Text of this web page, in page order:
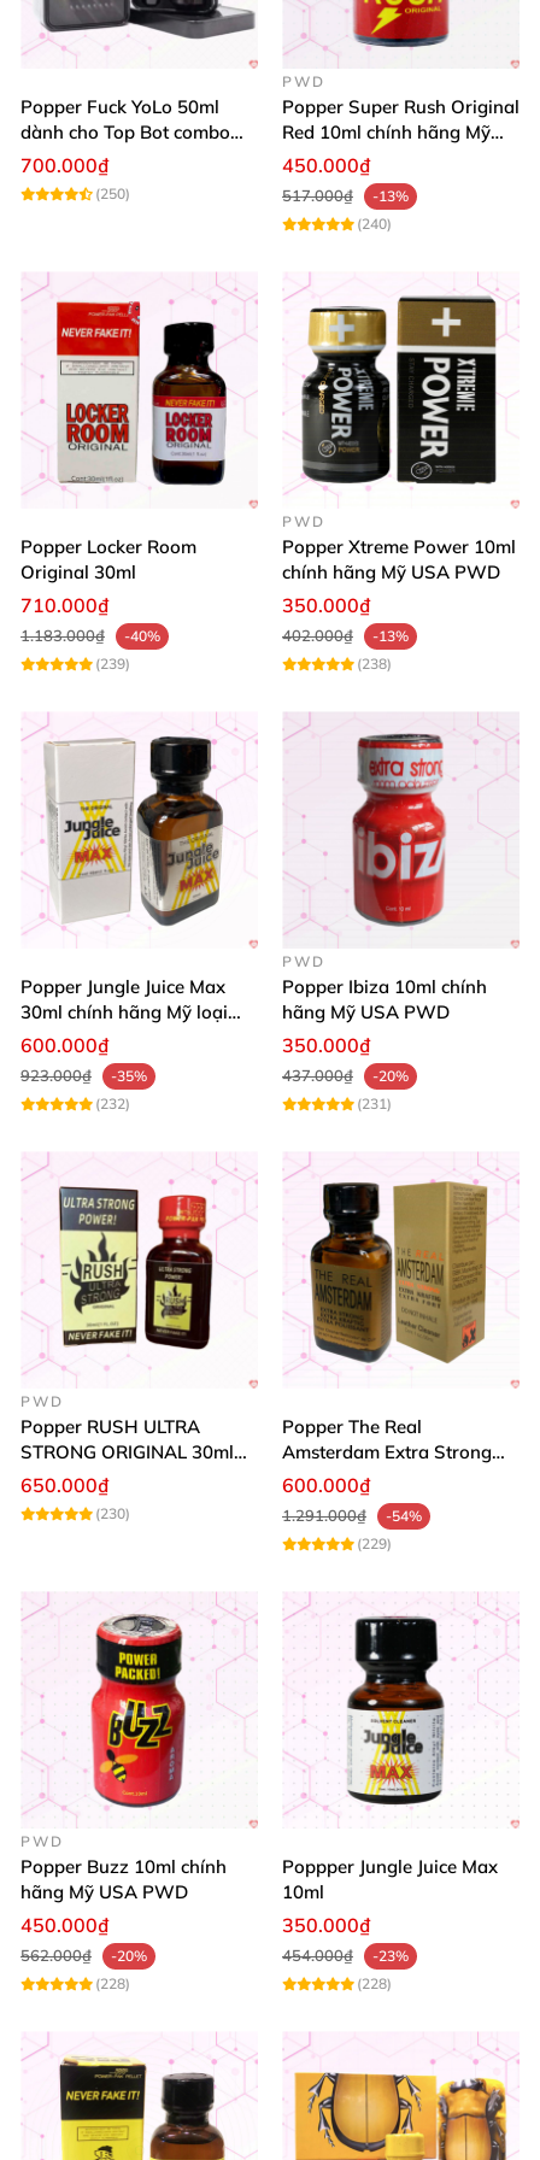
Popper Fuck YoLo 50ml
dành cho Top Bot combo
hộp thiếc 40ml + 10ml
700.000₫
(250)
PWD
Popper Super Rush Original
Red 10ml chính hãng Mỹ
USA PWD
450.000₫
517.000₫
-13%
(240)
Popper Locker Room
Original 30ml
710.000₫
1.183.000₫
-40%
(239)
PWD
Popper Xtreme Power 10ml
chính hãng Mỹ USA PWD
350.000₫
402.000₫
-13%
(238)
Popper Jungle Juice Max
30ml chính hãng Mỹ loại
mạnh cho Top Bot
600.000₫
923.000₫
-35%
(232)
PWD
Popper Ibiza 10ml chính
hãng Mỹ USA PWD
350.000₫
437.000₫
-20%
(231)
PWD
Popper RUSH ULTRA
STRONG ORIGINAL 30ml
Chính Hãng Mỹ PWD
650.000₫
(230)
Popper The Real
Amsterdam Extra Strong
30ml
600.000₫
1.291.000₫
-54%
(229)
PWD
Popper Buzz 10ml chính
hãng Mỹ USA PWD
450.000₫
562.000₫
-20%
(228)
Poppper Jungle Juice Max
10ml
350.000₫
454.000₫
-23%
(228)